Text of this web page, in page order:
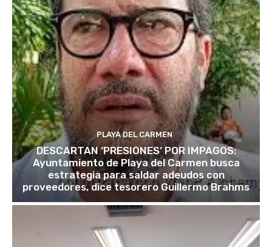
PLAYA DEL CARMEN
DESCARTAN ‘PRESIONES’ POR IMPAGOS:
Ayuntamiento de Playa del Carmen busca
estrategia para saldar adeudos con
proveedores, dice tesorero Guillermo Brahms